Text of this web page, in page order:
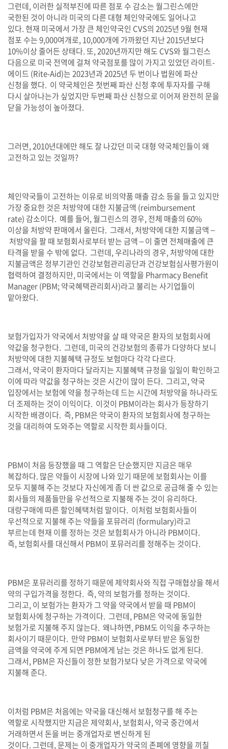
그런데, 이러한 실적부진에 따른 점포 수 감소는 월그린스에만
국한된 것이 아니라 미국의 다른 대형 체인약국에도 일어나고
있다.현재 미국에서 가장 큰 체인약국인 CVS의 2025년 9월 현재
점포 수는9,000여개로, 10,000개에 가까왔던 지난2015년보다
10%이상 줄어든 상태다.또, 2020년까지만 해도 CVS와 월그린스
다음으로 미국 전역에 걸쳐 약국점포를 많이 가지고 있었던 라이트-
에이드 (Rite-Aid)는2023년과2025년 두 번이나 법원에 파산
신청을 했다. 이 약국체인은 첫번째 파산 신청 후에 투자자를 구해
다시 살아나는가 싶었지만 두번째 파산 신청으로 이어져 완전히 문을
닫을 가능성이 높아졌다.
그러면, 2010년대에만 해도 잘 나갔던 미국 대형 약국체인들이 왜
고전하고 있는 것일까?
체인약국들이 고전하는 이유로 비의약품 매출 감소 등을 들고 있지만
가장 중요한 것은 처방약에 대한 지불금액 (reimbursement
rate) 감소이다. 예를 들어,월그린스의 경우, 전체 매출의 60%
이상을 처방약 판매에서 올린다. 그래서, 처방약에 대한 지불금액–
처방약을 팔 때 보험회사로부터 받는 금액–이 줄면 전체매출에 큰
타격을 받을 수 밖에 없다. 그런데,우리나라의 경우, 처방약에 대한
지불금액은 정부기관인 건강보험관리공단과 건강보험심사평가원이
협력하여 결정하지만, 미국에서는 이 역할을 Pharmacy Benefit
Manager (PBM; 약국혜택관리회사)라고 불리는 사기업들이
맡아왔다.
보험가입자가 약국에서 처방약을 살 때 약국은 환자의 보험회사에
약값을 청구한다. 그런데, 미국의 건강보험의 종류가 다양하다 보니
처방약에 대한 지불혜택 규정도 보험마다 각각 다르다.
그래서, 약국이 환자마다 달라지는 지불혜택 규정을 일일이 확인하고
이에 따라 약값을 청구하는 것은 시간이 많이 든다. 그리고, 약국
입장에서는 보험에 약을 청구하는데 드는 시간에 처방약을 하나라도
더 조제하는 것이 이익이다. 이것이 PBM이라는 회사가 등장하기
시작한 배경이다. 즉, PBM은 약국이 환자의 보험회사에 청구하는
것을 대리하여 도와주는 역할로 시작한 회사들이다.
PBM이 처음 등장했을 때 그 역할은 단순했지만 지금은 매우
복잡하다. 많은 약들이 시장에 나와 있기 때문에 보험회사는 이를
모두 지불해 주는 것보다 자신에게 좀 더 싼 값으로 공급해 줄 수 있는
회사들의 제품들만을 우선적으로 지불해 주는 것이 유리하다.
대량구매에 따른 할인혜택처럼 말이다. 이처럼 보험회사들이
우선적으로 지불해 주는 약들을 포뮤러리 (formulary)라고
부르는데 현재 이를 정하는 것은 보험회사가 아니라PBM이다.
즉,보험회사를 대신해서 PBM이 포뮤러리를 정해주는 것이다.
PBM은 포뮤러리를 정하기 때문에 제약회사와 직접 구매협상을 해서
약의 구입가격을 정한다. 즉, 약의 보험가를 정하는 것이다.
그리고, 이 보험가는 환자가 그 약을 약국에서 받을 때 PBM이
보험회사에 청구하는 가격이다. 그런데, PBM은 약국에 동일한
보험가로 지불해 주지 않는다. 왜냐하면, PBM도 이익을 추구하는
회사이기 때문이다. 만약PBM이 보험회사로부터 받은 동일한
금액을 약국에 주게 되면 PBM에게 남는 것은 하나도 없게 된다.
그래서, PBM은 자신들이 정한 보험가보다 낮은 가격으로 약국에
지불해 준다.
이처럼 PBM은 처음에는 약국을 대신해서 보험청구를 해 주는
역할로 시작했지만 지금은 제약회사,보험회사, 약국 중간에서
거래하면서 돈을 버는 중개업자로 변신하게 된
것이다. 그런데,문제는 이 중개업자가 약국의 존폐에 영향을 끼칠